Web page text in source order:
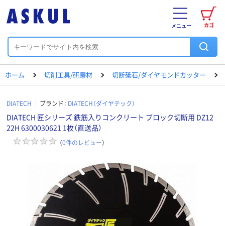
カゴ
メニュー
ホーム 切削工具/研磨材 切断砥石/ダイヤモンドカッター
DIATECH ブランド： DIATECH（ダイヤテック）
DIATECH 匠シリーズ 鉄筋入りコンクリート ブロック切断用 DZ12
22H 6300030621 1枚（直送品）
（0件のレビュー）